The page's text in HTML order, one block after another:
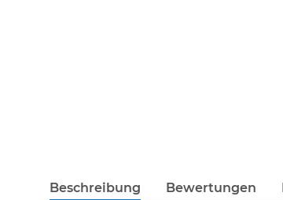
Beschreibung Bewertungen